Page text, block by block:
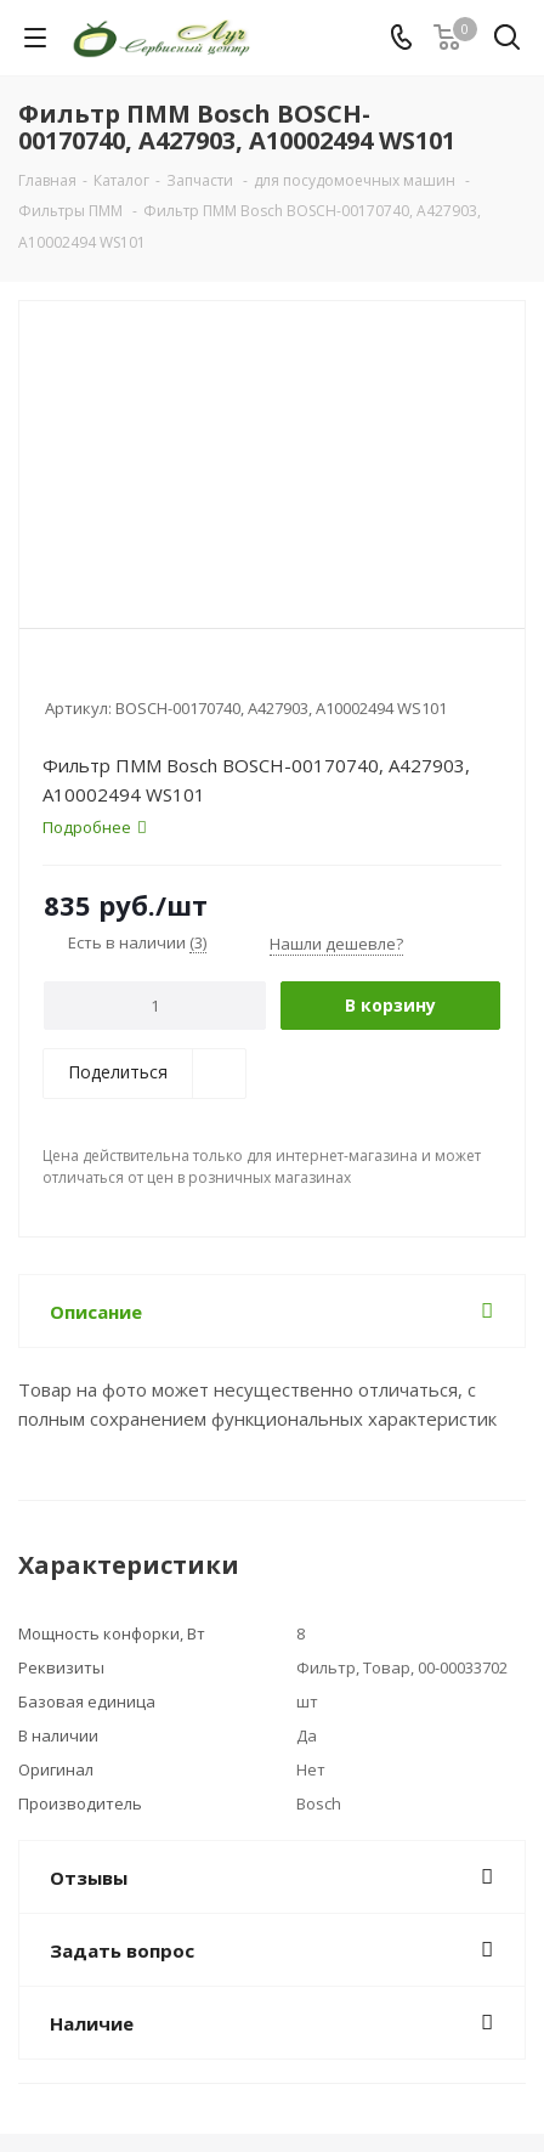
0
Фильтр ПММ Bosch BOSCH-
00170740, A427903, A10002494 WS101
Главная - Каталог - Запчасти - для посудомоечных машин -
Фильтры ПММ - Фильтр ПММ Bosch BOSCH-00170740, A427903,
A10002494 WS101
Артикул: BOSCH-00170740, A427903, A10002494 WS101
Фильтр ПММ Bosch BOSCH-00170740, A427903,
A10002494 WS101
Подробнее
835 руб./шт
Есть в наличии (3) Нашли дешевле?
В корзину
Поделиться
Цена действительна только для интернет-магазина и может
отличаться от цен в розничных магазинах
Описание
Товар на фото может несущественно отличаться, с
полным сохранением функциональных характеристик
Характеристики
Мощность конфорки, Вт
8
Реквизиты
Фильтр, Товар, 00-00033702
Базовая единица
шт
В наличии
Да
Оригинал
Нет
Производитель
Bosch
Отзывы
Задать вопрос
Наличие